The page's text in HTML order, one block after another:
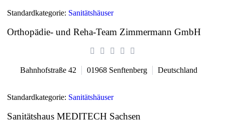
Standardkategorie: Sanitätshäuser
Orthopädie- und Reha-Team Zimmermann GmbH
Bahnhofstraße 42 01968 Senftenberg Deutschland
Standardkategorie: Sanitätshäuser
Sanitätshaus MEDITECH Sachsen